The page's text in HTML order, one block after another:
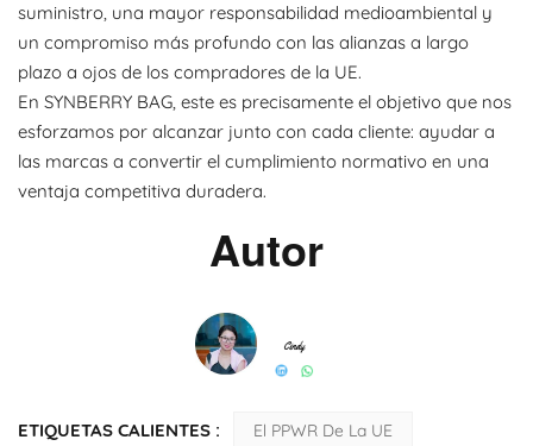
suministro, una mayor responsabilidad medioambiental y
un compromiso más profundo con las alianzas a largo
plazo a ojos de los compradores de la UE.
En SYNBERRY BAG, este es precisamente el objetivo que nos
esforzamos por alcanzar junto con cada cliente: ayudar a
las marcas a convertir el cumplimiento normativo en una
ventaja competitiva duradera.
Autor
ETIQUETAS CALIENTES :
El PPWR De La UE